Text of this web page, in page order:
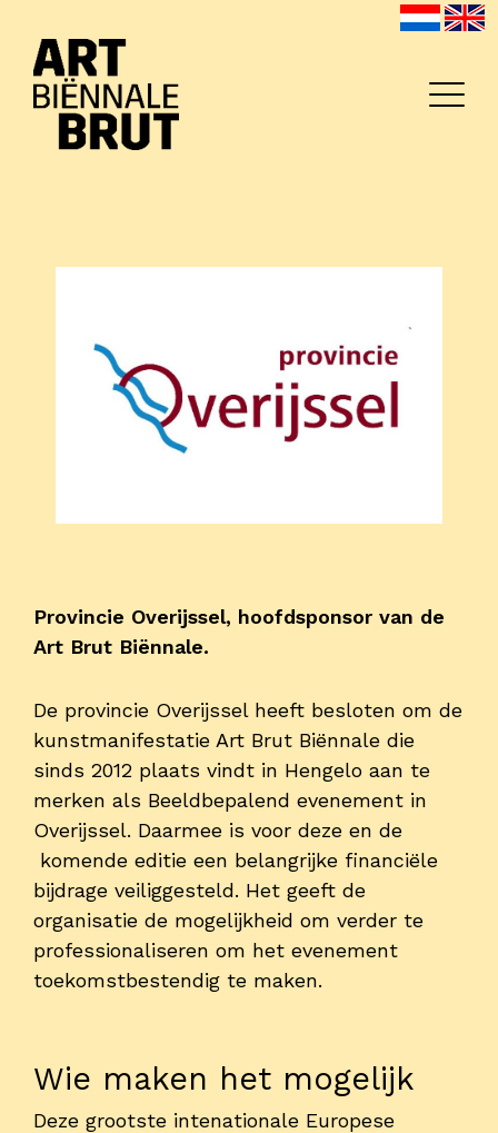
Exposanten
Bezoekers
Parking
Over ons
Art Brut
Nieuws
Fotoalbums
Partners
Vrijwilligers
Provincie Overijssel, hoofdsponsor van de
Art Brut Biënnale.
De provincie Overijssel heeft besloten om de
kunstmanifestatie Art Brut Biënnale die
sinds 2012 plaats vindt in Hengelo aan te
merken als Beeldbepalend evenement in
Overijssel. Daarmee is voor deze en de
komende editie een belangrijke financiële
bijdrage veiliggesteld. Het geeft de
organisatie de mogelijkheid om verder te
professionaliseren om het evenement
toekomstbestendig te maken.
Wie maken het mogelijk
Deze grootste intenationale Europese